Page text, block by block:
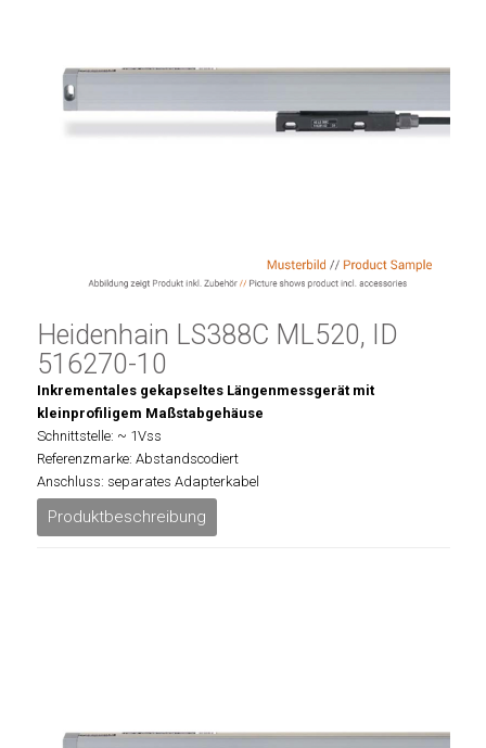
Heidenhain LS388C ML520, ID
516270-10
Inkrementales gekapseltes Längenmessgerät mit
kleinprofiligem Maßstabgehäuse
Schnittstelle: ~ 1Vss
Referenzmarke: Abstandscodiert
Anschluss: separates Adapterkabel
Produktbeschreibung